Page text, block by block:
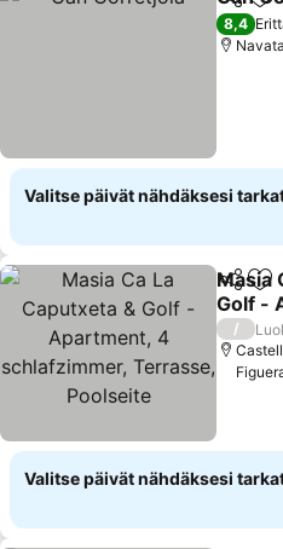
Jaa
8,4
Valitse päivät nähdäksesi
Jaa
Masia
Golf -
Katso
/
Valitse päivät nähdäksesi